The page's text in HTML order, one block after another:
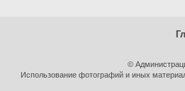
©
Использование фотографий и иных